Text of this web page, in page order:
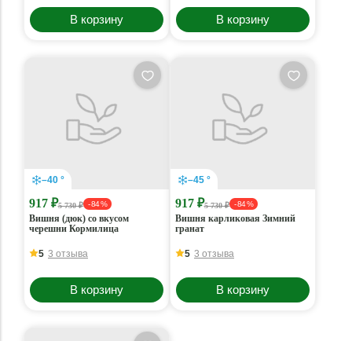
В корзину В корзину
–40 °
917 ₽5 730 ₽ - 84 %
Вишня (дюк) со вкусом
черешни Кормилица
5 3 отзыва
В корзину
–45 °
917 ₽5 730 ₽ - 84 %
Вишня карликовая Зимний
гранат
5 3 отзыва
В корзину